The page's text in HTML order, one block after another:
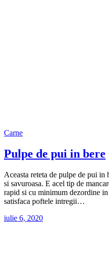
Carne
Pulpe de pui in bere
Aceasta reteta de pulpe de pui in
si savuroasa. E acel tip de
rapid si cu minimum dezordine in
satisfaca poftele intregii…
iulie 6, 2020